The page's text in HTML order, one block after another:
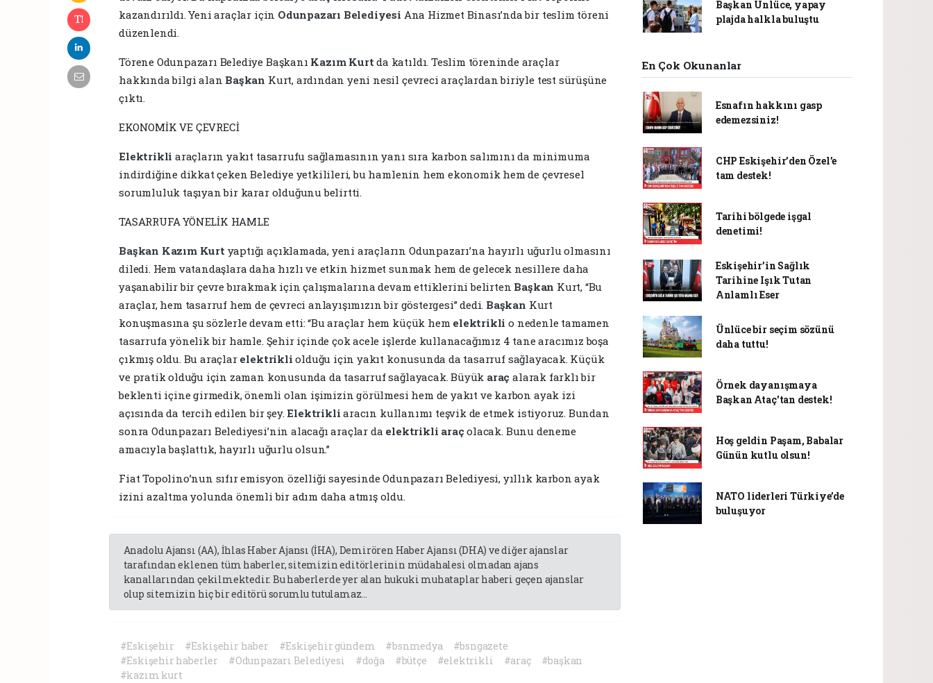
kazandırıldı. Yeni araçlar için Odunpazarı Belediyesi Ana Hizmet Binası’nda bir teslim töreni
düzenlendi.
Törene Odunpazarı Belediye Başkanı Kazım Kurtda katıldı. Teslim töreninde araçlar
hakkında bilgi alan Başkan Kurt, ardından yeni nesil çevreci araçlardan biriyle test sürüşüne
çıktı.
EKONOMİK VE ÇEVRECİ
Elektrikli araçların yakıt tasarrufu sağlamasının yanı sıra karbon salımını da minimuma
indirdiğine dikkat çeken Belediye yetkilileri, bu hamlenin hem ekonomik hem de çevresel
sorumluluk taşıyan bir karar olduğunu belirtti.
TASARRUFA YÖNELİK HAMLE
Başkan Kazım Kurt yaptığı açıklamada, yeni araçların Odunpazarı’na hayırlı uğurlu olmasını
diledi. Hem vatandaşlara daha hızlı ve etkin hizmet sunmak hem de gelecek nesillere daha
yaşanabilir bir çevre bırakmak için çalışmalarına devam ettiklerini belirten Başkan Kurt, “Bu
araçlar, hem tasarruf hem de çevreci anlayışımızın bir göstergesi” dedi. Başkan Kurt
konuşmasına şu sözlerle devam etti: “Bu araçlar hem küçük hem elektriklio nedenle tamamen
tasarrufa yönelik bir hamle. Şehir içinde çok acele işlerde kullanacağımız 4 tane aracımız boşa
çıkmış oldu. Bu araçlar elektrikliolduğu için yakıt konusunda da tasarruf sağlayacak. Küçük
ve pratik olduğu için zaman konusunda da tasarruf sağlayacak. Büyük araçalarak farklı bir
beklenti içine girmedik, önemli olan işimizin görülmesi hem de yakıt ve karbon ayak izi
açısında da tercih edilen bir şey.Elektrikliaracın kullanımı teşvik de etmek istiyoruz. Bundan
sonra Odunpazarı Belediyesi’nin alacağı araçlar da elektrikli araçolacak. Bunu deneme
amacıyla başlattık, hayırlı uğurlu olsun.”
Fiat Topolino’nun sıfır emisyon özelliği sayesinde Odunpazarı Belediyesi, yıllık karbon ayak
izini azaltma yolunda önemli bir adım daha atmış oldu.
Anadolu Ajansı (AA), İhlas Haber Ajansı (İHA), Demirören Haber Ajansı (DHA) ve diğer ajanslar
tarafından eklenen tüm haberler, sitemizin editörlerinin müdahalesi olmadan ajans
kanallarından çekilmektedir. Bu haberlerde yer alan hukuki muhataplar haberi geçen ajanslar
olup sitemizin hiç bir editörü sorumlu tutulamaz...
#Eskişehir #Eskişehir haber #Eskişehir gündem #bsnmedya
#bsngazete
#Eskişehir haberler
#Odunpazarı Belediyesi #doğa #bütçe #elektrikli #araç
#başkan
#kazım kurt
Başkan Ünlüce, yapay
plajda halkla buluştu
En Çok Okunanlar
Esnafın hakkını gasp
edemezsiniz!
CHP Eskişehir’den Özel’e
tam destek!
Tarihi bölgede işgal
denetimi!
Eskişehir’in Sağlık
Tarihine Işık Tutan
Anlamlı Eser
Ünlüce bir seçim sözünü
daha tuttu!
Örnek dayanışmaya
Başkan Ataç'tan destek!
Hoş geldin Paşam, Babalar
Günün kutlu olsun!
NATO liderleri Türkiye’de
buluşuyor